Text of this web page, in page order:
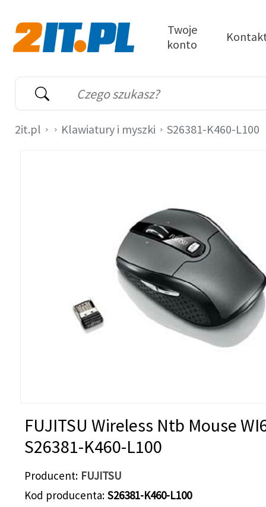
Wyszukiwarka
Słowo kluczowe
Twoje
konto
2it.pl Klawiatury i myszki S26381-K460-L100
FUJITSU Wireless Ntb Mouse
S26381-K460-L100
Producent FUJITSU
Kod producenta S26381-K460-L100